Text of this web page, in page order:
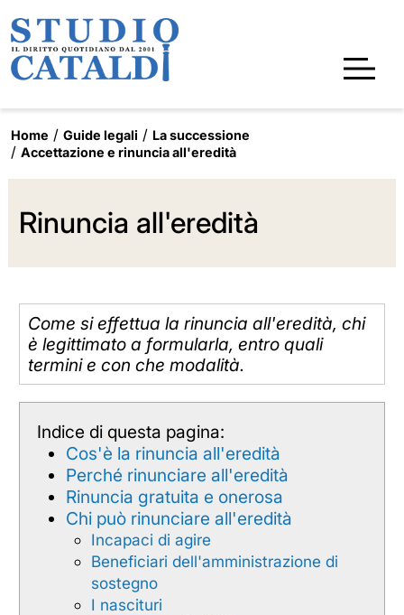
Home Guide legali
La successione
Accettazione e rinuncia all'eredità
Rinuncia all'eredità
Come si effettua la rinuncia all'eredità, chi
è legittimato a formularla, entro quali
termini e con che modalità.
Indice di questa pagina:
Cos'è la rinuncia all'eredità
Perché rinunciare all'eredità
Rinuncia gratuita e onerosa
Chi può rinunciare all'eredità
Incapaci di agire
Beneficiari dell'amministrazione di
sostegno
I nascituri